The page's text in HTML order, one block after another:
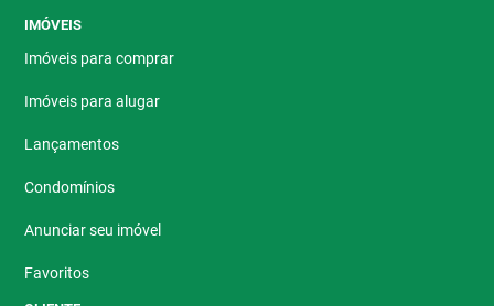
IMÓVEIS
Imóveis para comprar
Imóveis para alugar
Lançamentos
Condomínios
Anunciar seu imóvel
Favoritos